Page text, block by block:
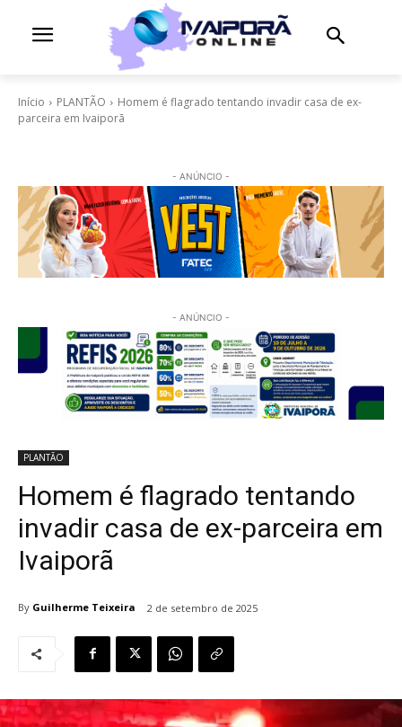
Início PLANTÃO
Homem é flagrado tentando invadir casa de ex-
parceira em Ivaiporã
- ANÚNCIO -
- ANÚNCIO -
PLANTÃO
Homem é flagrado tentando
invadir casa de ex-parceira em
Ivaiporã
By Guilherme Teixeira 2 de setembro de 2025